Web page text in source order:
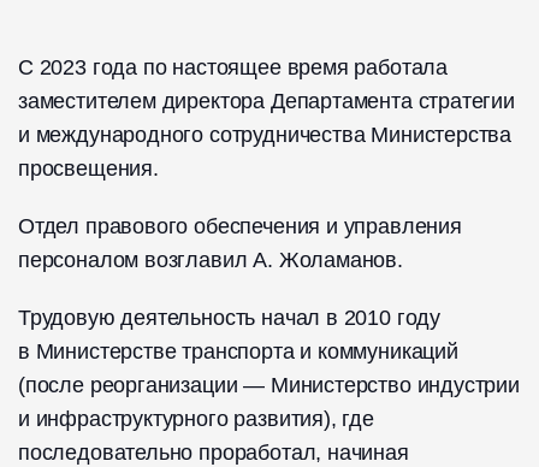
С 2023 года по настоящее время работала
заместителем директора Департамента стратегии
и международного сотрудничества Министерства
просвещения.
Отдел правового обеспечения и управления
персоналом возглавил А. Жоламанов.
Трудовую деятельность начал в 2010 году
в Министерстве транспорта и коммуникаций
(после реорганизации — Министерство индустрии
и инфраструктурного развития), где
последовательно проработал, начиная